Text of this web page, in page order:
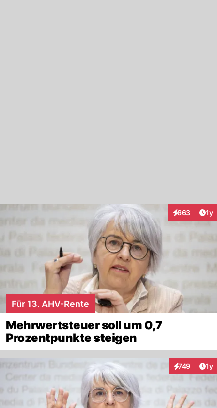
663
Interaktionen
1y
Für 13. AHV-Rente
Mehrwertsteuer soll um 0,7
Prozentpunkte steigen
749
Interaktionen
1y